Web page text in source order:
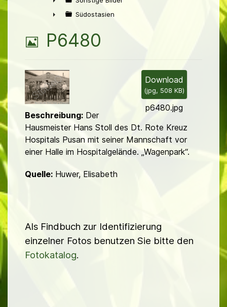
► Südostasien
B
l
d
P6480
Download
(jpg, 508 KB)
p6480.jpg
Beschreibung: Der
Hausmeister Hans Stoll des Dt. Rote Kreuz
Hospitals Pusan mit seiner Mannschaft vor
einer Halle im Hospitalgelände. „Wagenpark“.
Quelle: Huwer, Elisabeth
Als Findbuch zur Identifizierung
einzelner Fotos benutzen Sie bitte den
Fotokatalog.